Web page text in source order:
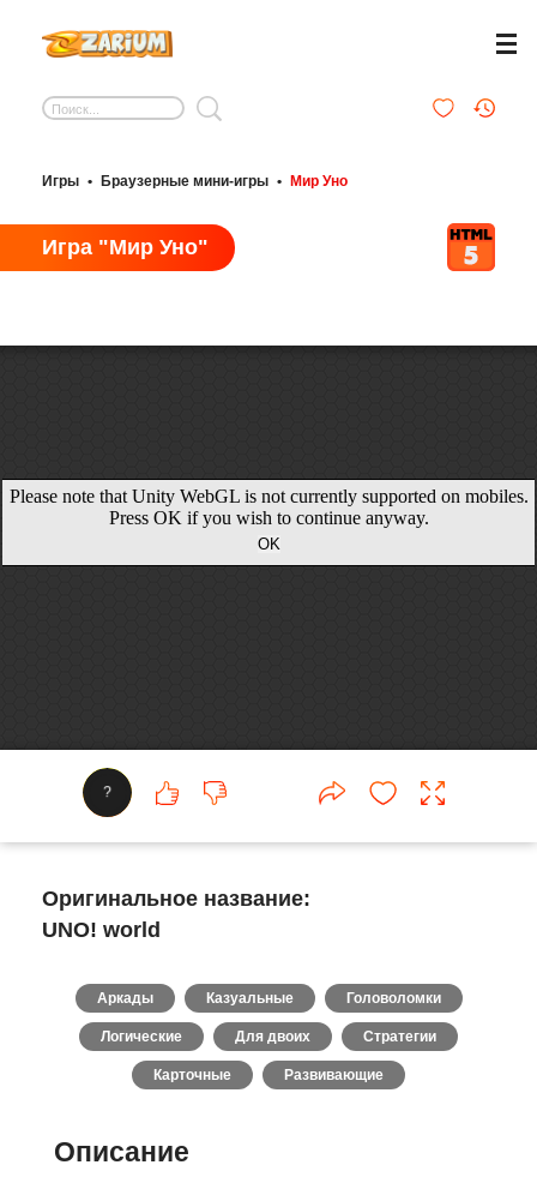
Игры • Браузерные мини-игры • Мир Уно
Игра "Мир Уно"
?
Оригинальное название:
UNO! world
Аркады Казуальные Головоломки
Логические Для двоих Стратегии
Карточные Развивающие
Описание